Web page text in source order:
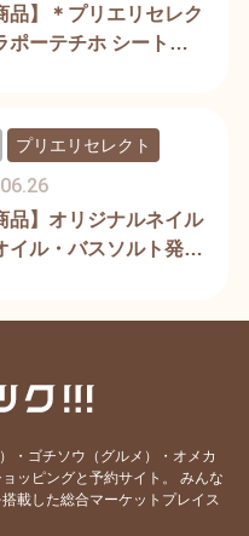
品】＊プリエリセレク
ポーテチホ シートマ
品】オリジナルネイル
イル・バスソルト発売
プリエリセレクト
・ゴチソウ（グルメ）・オメカ
ッピングと予約サイト。
みんな
載した総合マーケットプレイス